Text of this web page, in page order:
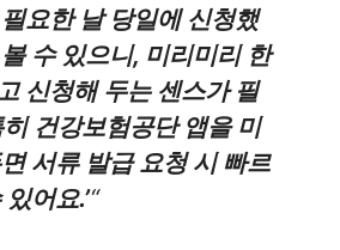
요한 날 당일에 신청했
수 있으니, 미리미리 한
신청해 두는 센스가 필
건강보험공단 앱을 미
서류 발급 요청 시 빠르
어요.’“